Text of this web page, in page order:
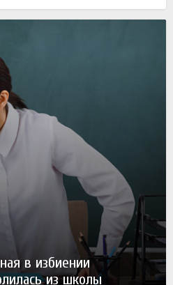
в избиении
из школы